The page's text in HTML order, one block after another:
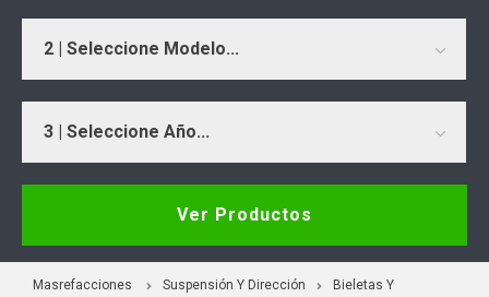
2 | Seleccione Modelo...
3 | Seleccione Año...
Ver Productos
Masrefacciones Suspensión Y Dirección
Bieletas Y